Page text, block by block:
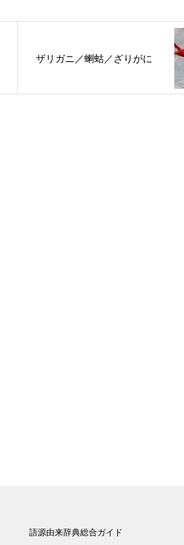
ザリガニ／蝲蛄／ざりがに
語源由来辞典総合ガイド